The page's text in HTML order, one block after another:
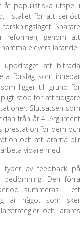
åt populistiska utspel i
i stället för att seriöst
Snarare
reformen, genom att
elevers lärande.
uppdraget att biträda
förslag som innebär
ligger till grund för
stöd för att tidigare
Slutsatsen som
från år 4. Argument
prestation för dem och
och att lärarna blir
vidare med.
typer av feedback på
bedömning. Den förra
summeras i ett
är något som sker
och lärares